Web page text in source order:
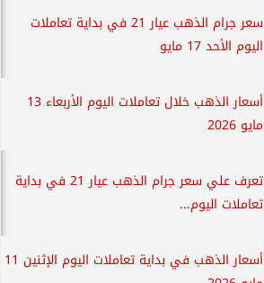
سعر جرام الذهب عيار 21 في بداية تعاملات
اليوم الأحد 17 مايو
أسعار الذهب خلال تعاملات اليوم الأربعاء 13
مايو 2026
تعرف علي سعر جرام الذهب عيار 21 في بداية
تعاملات اليوم...
أسعار الذهب في بداية تعاملات اليوم الإثنين 11